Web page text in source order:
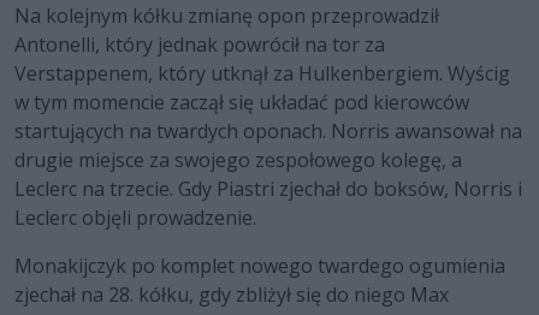
Na kolejnym kółku zmianę opon przeprowadził
Antonelli, który jednak powrócił na tor za
Verstappenem, który utknął za Hulkenbergiem. Wyścig
w tym momencie zaczął się układać pod kierowców
startujących na twardych oponach. Norris awansował na
drugie miejsce za swojego zespołowego kolegę, a
Leclerc na trzecie. Gdy Piastri zjechał do boksów, Norris i
Leclerc objęli prowadzenie.
Monakijczyk po komplet nowego twardego ogumienia
zjechał na 28. kółku, gdy zbliżył się do niego Max